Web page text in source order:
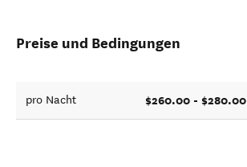
Preise und Bedingungen
pro Nacht $260.00 - $280.00